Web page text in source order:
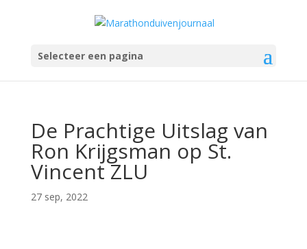
Selecteer een pagina
De Prachtige Uitslag van
Ron Krijgsman op St.
Vincent ZLU
27 sep, 2022